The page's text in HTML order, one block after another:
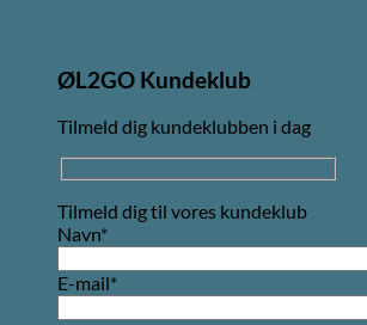
ØL2GO Kundeklub
Tilmeld dig kundeklubben i dag
Tilmeld dig til vores kundeklub
Navn*
E-mail*